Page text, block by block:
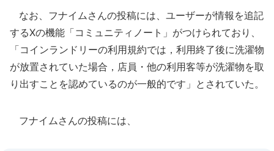
なお、フナイムさんの投稿には、ユーザーが情報を追記
するXの機能「コミュニティノート」がつけられており、
「コインランドリーの利用規約では，利用終了後に洗濯物
が放置されていた場合，店員・他の利用客等が洗濯物を取
り出すことを認めているのが一般的です」とされていた。
フナイムさんの投稿には、